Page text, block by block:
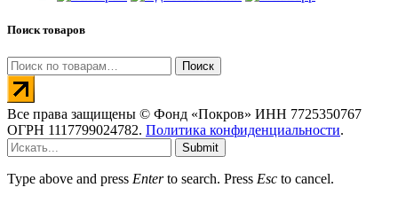
Поиск товаров
Искать: Поиск
Все права защищены © Фонд «Покров» ИНН 7725350767
ОГРН 1117799024782. Политика конфиденциальности.
Submit
Type above and press Enterto search. Press Esc to cancel.